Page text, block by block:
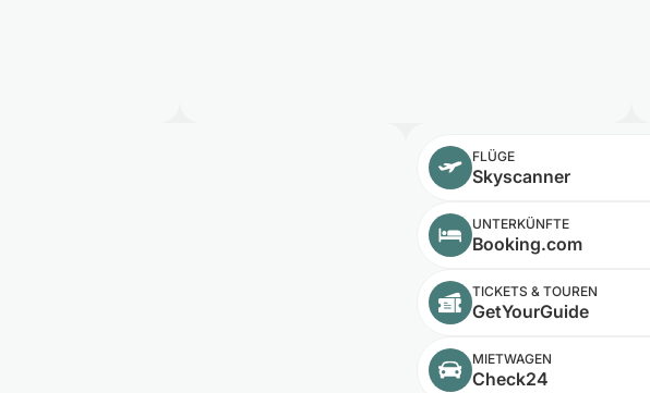
FLÜGE
Skyscanner
UNTERKÜNFTE
Booking.com
TICKETS & TOUREN
GetYourGuide
MIETWAGEN
Check24